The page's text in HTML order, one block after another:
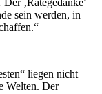
‚Rätegedanke‘
sein werden, in
liegen nicht
Welten. Der